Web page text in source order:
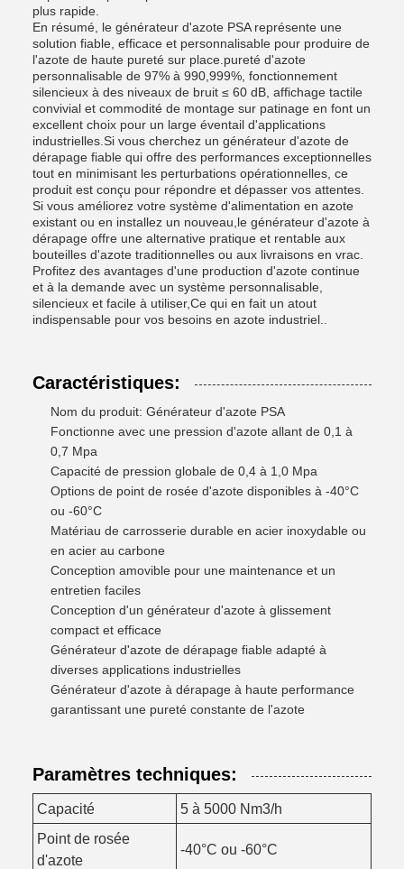
plus rapide.
En résumé, le générateur d'azote PSA représente une
solution fiable, efficace et personnalisable pour produire de
l'azote de haute pureté sur place.pureté d'azote
personnalisable de 97% à 990,999%, fonctionnement
silencieux à des niveaux de bruit ≤ 60 dB, affichage tactile
convivial et commodité de montage sur patinage en font un
excellent choix pour un large éventail d'applications
industrielles.Si vous cherchez un générateur d'azote de
dérapage fiable qui offre des performances exceptionnelles
tout en minimisant les perturbations opérationnelles, ce
produit est conçu pour répondre et dépasser vos attentes.
Si vous améliorez votre système d'alimentation en azote
existant ou en installez un nouveau,le générateur d'azote à
dérapage offre une alternative pratique et rentable aux
bouteilles d'azote traditionnelles ou aux livraisons en vrac.
Profitez des avantages d'une production d'azote continue
et à la demande avec un système personnalisable,
silencieux et facile à utiliser,Ce qui en fait un atout
indispensable pour vos besoins en azote industriel..
Caractéristiques:
Nom du produit: Générateur d'azote PSA
Fonctionne avec une pression d'azote allant de 0,1 à
0,7 Mpa
Capacité de pression globale de 0,4 à 1,0 Mpa
Options de point de rosée d'azote disponibles à -40°C
ou -60°C
Matériau de carrosserie durable en acier inoxydable ou
en acier au carbone
Conception amovible pour une maintenance et un
entretien faciles
Conception d'un générateur d'azote à glissement
compact et efficace
Générateur d'azote de dérapage fiable adapté à
diverses applications industrielles
Générateur d'azote à dérapage à haute performance
garantissant une pureté constante de l'azote
Paramètres techniques:
Capacité
5 à 5000 Nm3/h
Point de rosée
d'azote
-40°C ou -60°C